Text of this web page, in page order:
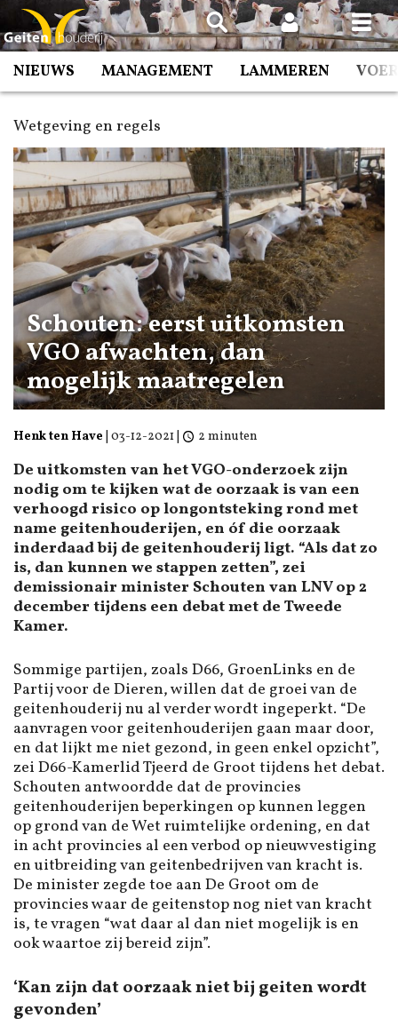
Spring
naar
inhoud
NIEUWS MANAGEMENT LAMMEREN
Wetgeving en regels
Schouten: eerst uitkomsten
VGO afwachten, dan
mogelijk maatregelen
Henk ten Have 03-12-2021 2 minuten
De uitkomsten van het VGO-onderzoek zijn
nodig om te kijken wat de oorzaak is van een
verhoogd risico op longontsteking rond met
name geitenhouderijen, en óf die oorzaak
inderdaad bij de geitenhouderij ligt. “Als dat zo
is, dan kunnen we stappen zetten”, zei
demissionair minister Schouten van LNV op 2
december tijdens een debat met de Tweede
Kamer.
Sommige partijen, zoals D66, GroenLinks en de
Partij voor de Dieren, willen dat de groei van de
geitenhouderij nu al verder wordt ingeperkt. “De
aanvragen voor geitenhouderijen gaan maar door,
en dat lijkt me niet gezond, in geen enkel opzicht”,
zei D66-Kamerlid Tjeerd de Groot tijdens het debat.
Schouten antwoordde dat de provincies
geitenhouderijen beperkingen op kunnen leggen
op grond van de Wet ruimtelijke ordening, en dat
in acht provincies al een verbod op nieuwvestiging
en uitbreiding van geitenbedrijven van kracht is.
De minister zegde toe aan De Groot om de
provincies waar de geitenstop nog niet van kracht
is, te vragen “wat daar al dan niet mogelijk is en
ook waartoe zij bereid zijn”.
‘Kan zijn dat oorzaak niet bij geiten wordt
gevonden’